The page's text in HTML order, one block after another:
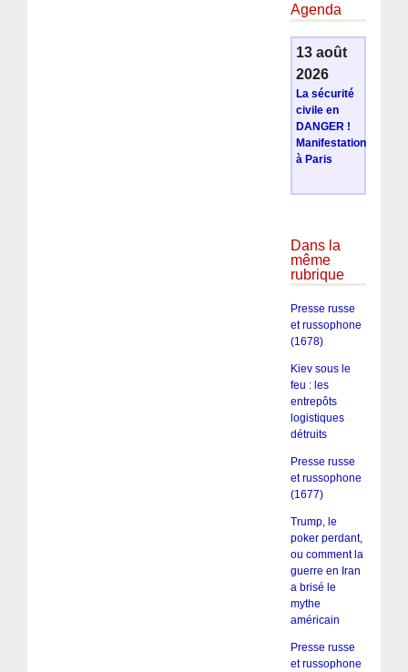
Agenda
13 août
2026
La sécurité
civile en
DANGER !
Manifestation
à Paris
Dans la
même
rubrique
Presse russe
et russophone
(1678)
Kiev sous le
feu : les
entrepôts
logistiques
détruits
Presse russe
et russophone
(1677)
Trump, le
poker perdant,
ou comment la
guerre en Iran
a brisé le
mythe
américain
Presse russe
et russophone